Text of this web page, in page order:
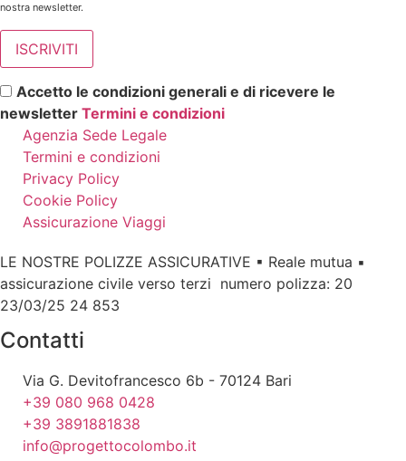
Contatti
Via G. Devitofrancesco 6b - 70124 Bari
+39 080 968 0428
+39 3891881838
info@progettocolombo.it
Agenzia Sede Legale
Termini e condizioni
Privacy Policy
Cookie Policy
Assicurazione Viaggi
LE NOSTRE POLIZZE ASSICURATIVE ▪ Reale mutua ▪
assicurazione civile verso terzi numero polizza: 20
23/03/25 24 853
nostra newsletter.
Accetto le condizioni generali e di ricevere le
newsletter Termini e condizioni